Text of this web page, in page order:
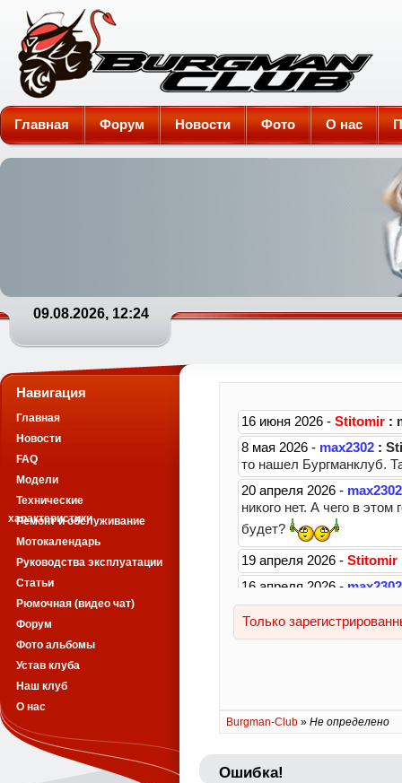
Burgman-Club
Главная Форум Новости Фото О нас
09.08.2026, 12:24
Burgman-Club » Не определено
Ошибка!
Навигация
Главная
Новости
FAQ
Модели
Технические
характеристики
Ремонт и обслуживание
Мотокалендарь
Руководства эксплуатации
Статьи
Рюмочная (видео чат)
Форум
Фото альбомы
Устав клуба
Наш клуб
О нас